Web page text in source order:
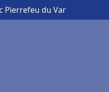
Pierrefeu du Var